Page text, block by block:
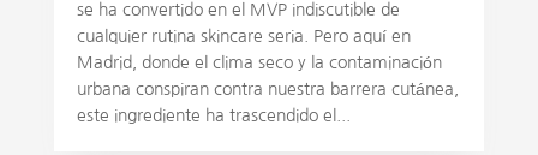
se ha convertido en el MVP indiscutible de
cualquier rutina skincare seria. Pero aquí en
Madrid, donde el clima seco y la contaminación
urbana conspiran contra nuestra barrera cutánea,
este ingrediente ha trascendido el...